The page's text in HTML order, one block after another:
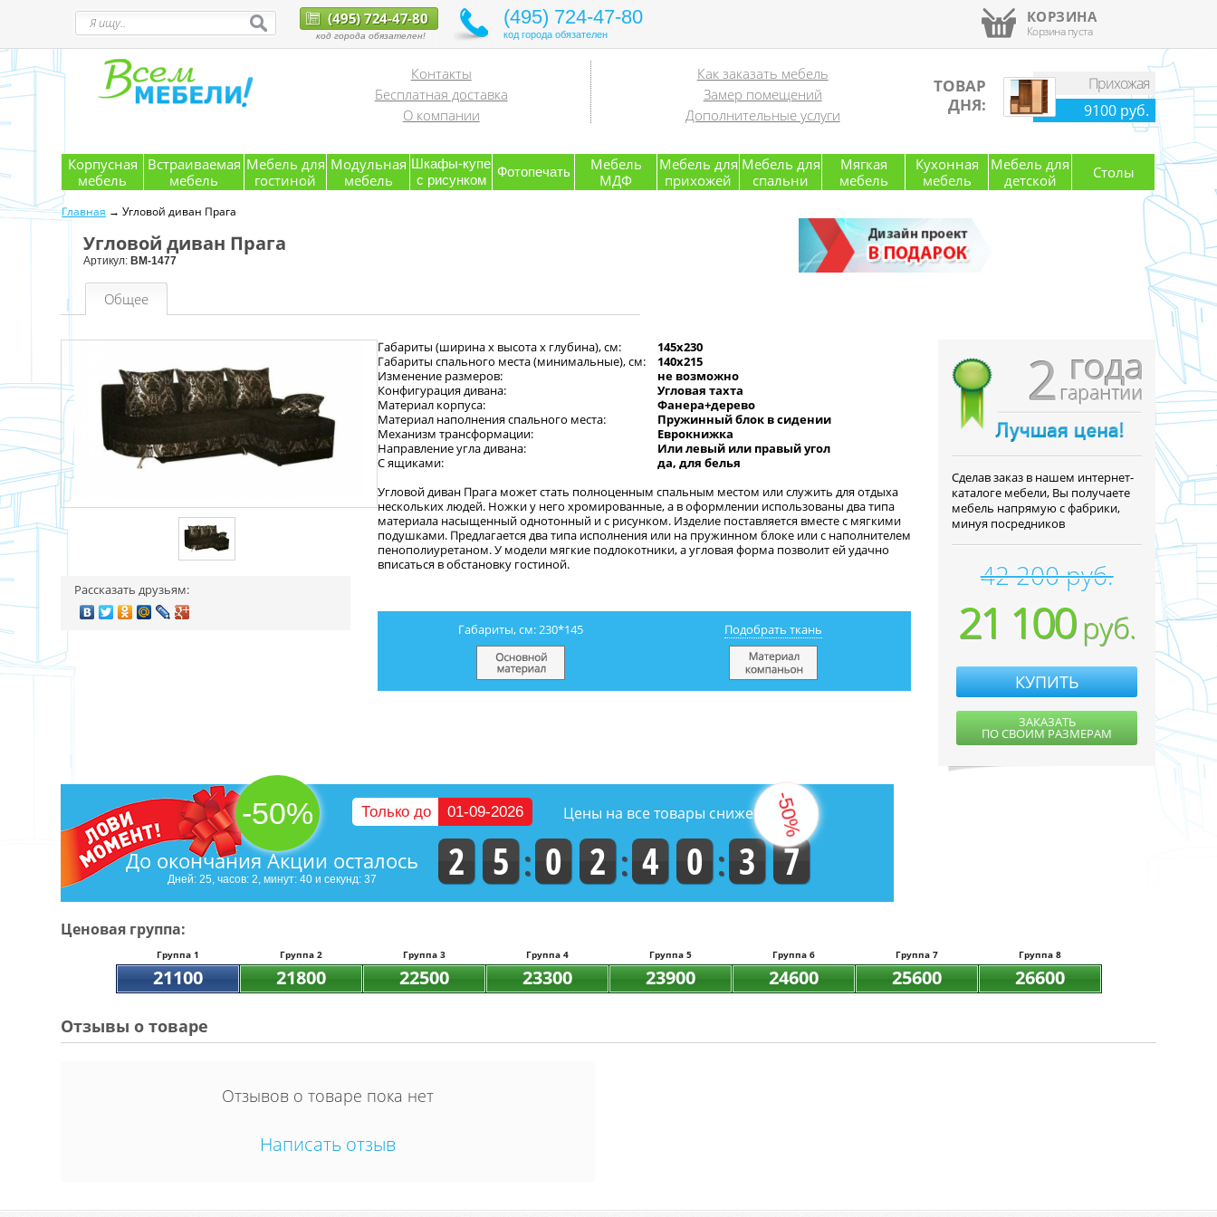
(495) 724-47-80
код города обязателен!
(495) 724-47-80
код города обязателен
КОРЗИНА
Корзина пуста
Контакты
Бесплатная доставка
О компании
Как заказать мебель
Замер помещений
Дополнительные услуги
ТОВАР
ДНЯ:
Прихожая
9100 руб.
Корпусная
мебель
Встраиваемая
мебель
Мебель для
гостиной
Модульная
мебель
Шкафы-купе
с рисунком
Фотопечать
Мебель
МДФ
Мебель для
прихожей
Мебель для
спальни
Мягкая
мебель
Кухонная
мебель
Мебель для
детской
Столы
Главная → Угловой диван Прага
Угловой диван Прага
Артикул: ВМ-1477
Общее
Рассказать друзьям:
Габариты (ширина х высота х глубина), см:
145х230
Габариты спального места (минимальные), см:
140х215
Изменение размеров:
не возможно
Конфигурация дивана:
Угловая тахта
Материал корпуса:
Фанера+дерево
Материал наполнения спального места:
Пружинный блок в сидении
Механизм трансформации:
Еврокнижка
Направление угла дивана:
Или левый или правый угол
С ящиками:
да, для белья
Угловой диван Прага может стать полноценным спальным местом или служить для отдыха
нескольких людей. Ножки у него хромированные, а в оформлении использованы два типа
материала насыщенный однотонный и с рисунком. Изделие поставляется вместе с мягкими
подушками. Предлагается два типа исполнения или на пружинном блоке или с наполнителем
пенополиуретаном. У модели мягкие подлокотники, а угловая форма позволит ей удачно
вписаться в обстановку гостиной.
Габариты, см: 230*145 Подобрать ткань
2 года
гарантии
Cделав заказ в нашем интернет-
каталоге мебели, Вы получаете
мебель напрямую с фабрики,
минуя посредников
42 200 руб.
21 100руб.
КУПИТЬ
ЗАКАЗАТЬ
ПО СВОИМ РАЗМЕРАМ
-50% Только до 01-09-2026 Цены на все товары снижены на
-50%
До окончания Акции осталось
Дней: 25, часов: 2, минут: 40 и секунд: 36 2 5 0 2 4 0 3 6
Ценовая группа:
Группа 1 Группа 2 Группа 3 Группа 4 Группа 5 Группа 6 Группа 7 Группа 8
21100 21800 22500 23300 23900 24600 25600 26600
Отзывы о товаре
Отзывов о товаре пока нет
Написать отзыв